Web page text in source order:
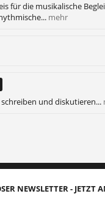
für die musikalische
mehr
und diskutieren...
NEWSLETTER - JETZT